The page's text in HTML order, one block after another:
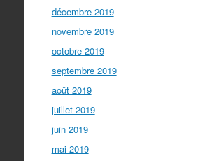
décembre 2019
novembre 2019
octobre 2019
septembre 2019
août 2019
juillet 2019
juin 2019
mai 2019